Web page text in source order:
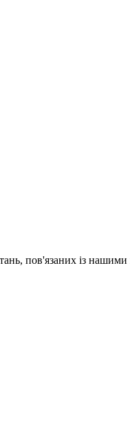
пов'язаних із